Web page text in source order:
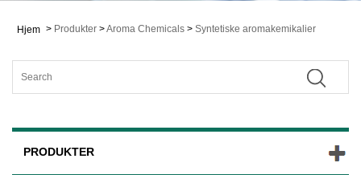
Hjem > Produkter >Aroma Chemicals > Syntetiske aromakemikalier
PRODUKTER